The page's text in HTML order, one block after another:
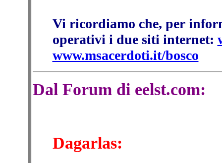
Vi ricordiamo che, per
operativi i due siti internet:
www.msacerdoti.it/bosco
Dal Forum di eelst.com:
Dagarlas: